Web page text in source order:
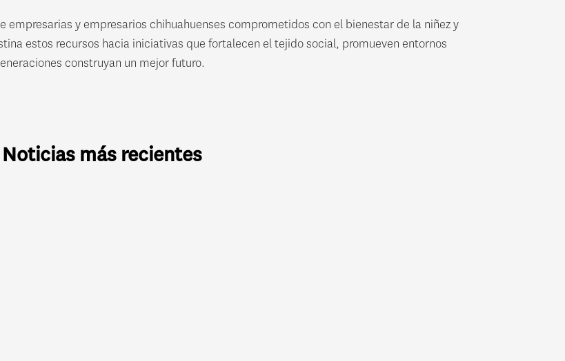
empresarias y empresarios chihuahuenses comprometidos con el bienestar de la niñez y
estos recursos hacia iniciativas que fortalecen el tejido social, promueven entornos
construyan un mejor futuro.
Noticias más recientes